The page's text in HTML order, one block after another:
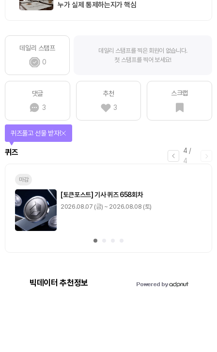
누가 실제 통제하는지가 핵심
데일리 스탬프
0
데일리 스탬프를 찍은 회원이 없습니다.
첫 스탬프를 찍어 보세요!
댓글
3
추천
3
스크랩
4 /
4
퀴즈
퀴즈풀고 선물 받자!
마감
[토큰포스트] 기사 퀴즈 658회차
2026.08.07 (금) ~ 2026.08.08 (토)
빅데이터 추천정보